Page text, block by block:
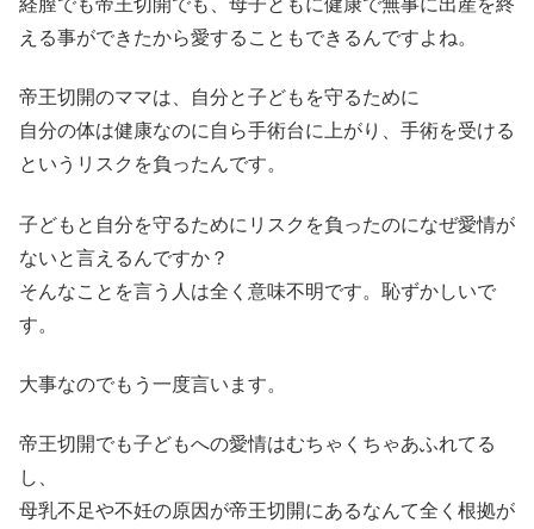
える事ができたから愛することもできるんですよね。
帝王切開のママは、自分と子どもを守るために
自分の体は健康なのに自ら手術台に上がり、手術を受ける
というリスクを負ったんです。
子どもと自分を守るためにリスクを負ったのになぜ愛情が
ないと言えるんですか？
そんなことを言う人は全く意味不明です。恥ずかしいで
す。
大事なのでもう一度言います。
帝王切開でも子どもへの愛情はむちゃくちゃあふれてる
し、
母乳不足や不妊の原因が帝王切開にあるなんて全く根拠が